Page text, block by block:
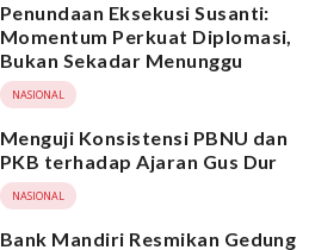
Penundaan Eksekusi Susanti:
Momentum Perkuat Diplomasi,
Bukan Sekadar Menunggu
NASIONAL
Menguji Konsistensi PBNU dan
PKB terhadap Ajaran Gus Dur
NASIONAL
Bank Mandiri Resmikan Gedung